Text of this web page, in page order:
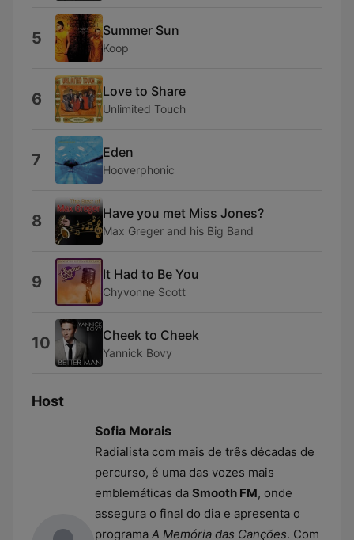
5 Summer Sun
Koop
6 Love to Share
Unlimited Touch
7 Eden
Hooverphonic
8 Have you met Miss Jones?
Max Greger and his Big Band
9 It Had to Be You
Chyvonne Scott
10 Cheek to Cheek
Yannick Bovy
Host
Sofia Morais
Radialista com mais de três décadas de
percurso, é uma das vozes mais
emblemáticas da Smooth FM, onde
assegura o final do dia e apresenta o
programa A Memória das Canções. Com